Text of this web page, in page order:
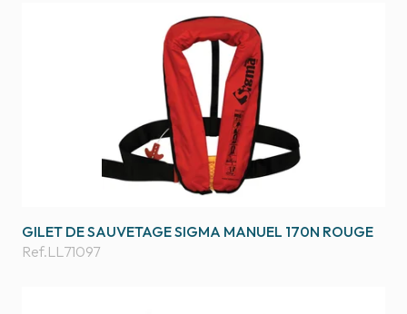
GILET DE SAUVETAGE SIGMA MANUEL 170N ROUGE
Ref.LL71097